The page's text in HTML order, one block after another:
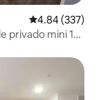
Calificación
4.84 (337)
privado mini 1